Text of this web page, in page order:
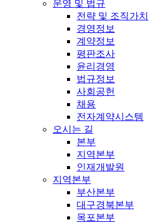
운영 및 법규
전략 및 조직가치
경영정보
계약정보
평판조사
윤리경영
법규정보
사회공헌
채용
전자계약시스템
오시는 길
본부
지역본부
인재개발원
지역본부
부산본부
대구경북본부
목포본부